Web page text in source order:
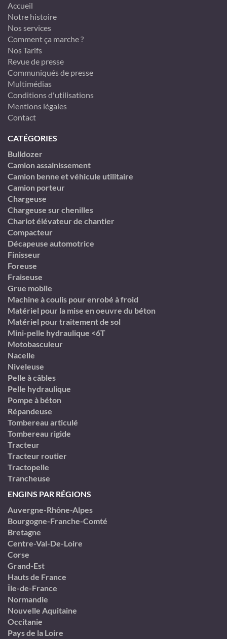
Accueil
Notre histoire
Nos services
Comment ça marche ?
Nos Tarifs
Revue de presse
Communiqués de presse
Multimédias
Conditions d'utilisations
Mentions légales
Contact
CATÉGORIES
Bulldozer
Camion assainissement
Camion benne et véhicule utilitaire
Camion porteur
Chargeuse
Chargeuse sur chenilles
Chariot élévateur de chantier
Compacteur
Décapeuse automotrice
Finisseur
Foreuse
Fraiseuse
Grue mobile
Machine à coulis pour enrobé à froid
Matériel pour la mise en oeuvre du béton
Matériel pour traitement de sol
Mini-pelle hydraulique <6T
Motobasculeur
Nacelle
Niveleuse
Pelle à câbles
Pelle hydraulique
Pompe à béton
Répandeuse
Tombereau articulé
Tombereau rigide
Tracteur
Tracteur routier
Tractopelle
Trancheuse
ENGINS PAR RÉGIONS
Auvergne-Rhône-Alpes
Bourgogne-Franche-Comté
Bretagne
Centre-Val-De-Loire
Corse
Grand-Est
Hauts de France
Île-de-France
Normandie
Nouvelle Aquitaine
Occitanie
Pays de la Loire